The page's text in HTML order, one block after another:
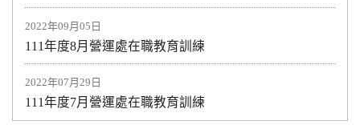
2022年09月05日
111年度8月營運處在職教育訓練
2022年07月29日
111年度7月營運處在職教育訓練